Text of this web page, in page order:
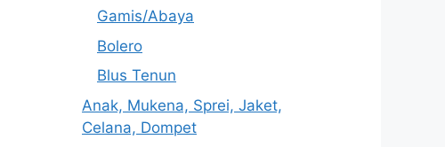
Gamis/Abaya
Bolero
Blus Tenun
Anak, Mukena, Sprei, Jaket,
Celana, Dompet